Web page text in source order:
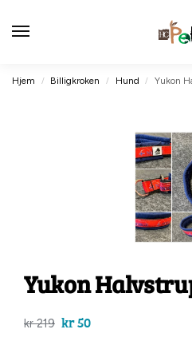
Hjem / Billigkroken / Hund / Yukon
Yukon
kr219 kr50